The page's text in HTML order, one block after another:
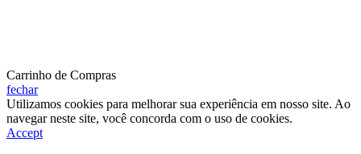
Carrinho de Compras
fechar
Utilizamos cookies para melhorar sua experiência em nosso site. Ao
navegar neste site, você concorda com o uso de cookies.
Accept